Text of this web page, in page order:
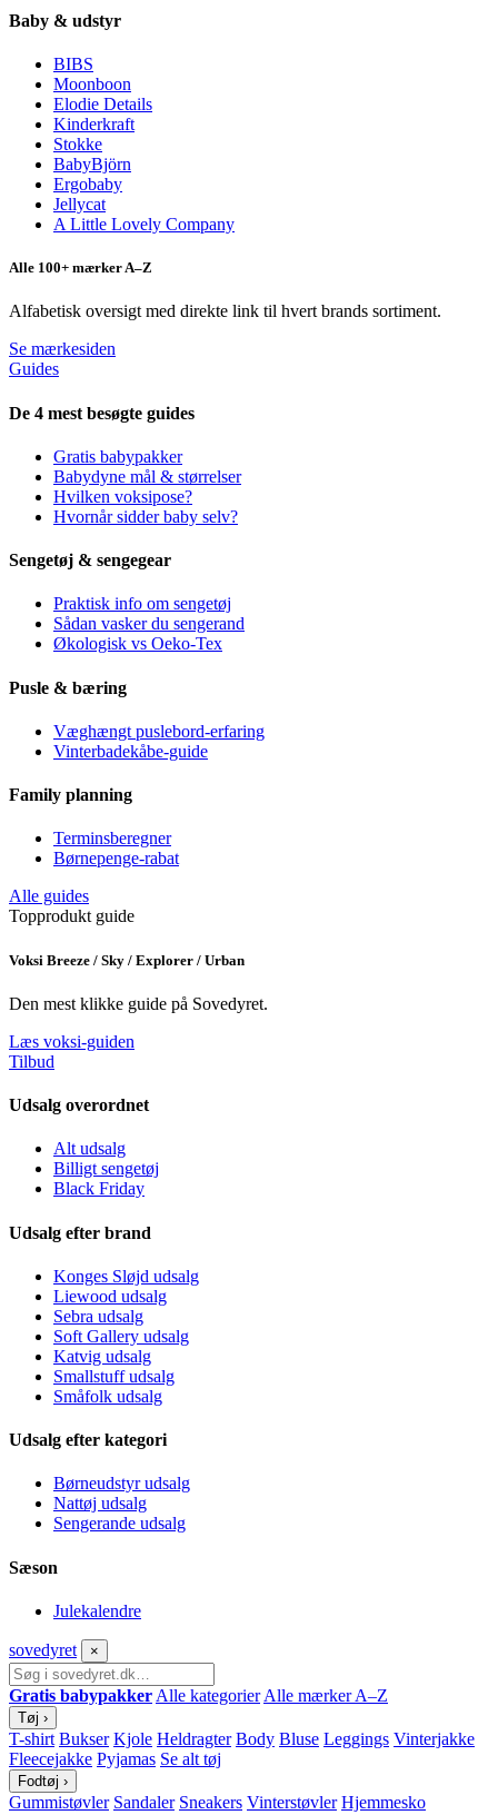
Baby & udstyr
BIBS
Moonboon
Elodie Details
Kinderkraft
Stokke
BabyBjörn
Ergobaby
Jellycat
A Little Lovely Company
Alle 100+ mærker A–Z
Alfabetisk oversigt med direkte link til hvert brands sortiment.
Se mærkesiden
Guides
De 4 mest besøgte guides
Gratis babypakker
Babydyne mål & størrelser
Hvilken voksipose?
Hvornår sidder baby selv?
Sengetøj & sengegear
Praktisk info om sengetøj
Sådan vasker du sengerand
Økologisk vs Oeko-Tex
Pusle & bæring
Væghængt puslebord-erfaring
Vinterbadekåbe-guide
Family planning
Terminsberegner
Børnepenge-rabat
Alle guides
Topprodukt guide
Voksi Breeze / Sky / Explorer / Urban
Den mest klikke guide på Sovedyret.
Læs voksi-guiden
Tilbud
Udsalg overordnet
Alt udsalg
Billigt sengetøj
Black Friday
Udsalg efter brand
Konges Sløjd udsalg
Liewood udsalg
Sebra udsalg
Soft Gallery udsalg
Katvig udsalg
Smallstuff udsalg
Småfolk udsalg
Udsalg efter kategori
Børneudstyr udsalg
Nattøj udsalg
Sengerande udsalg
Sæson
Julekalendre
sovedyret ×
Gratis babypakker Alle kategorier Alle mærker A–Z
Tøj ›
T-shirt Bukser Kjole Heldragter Body Bluse Leggings Vinterjakke
Fleecejakke Pyjamas Se alt tøj
Fodtøj ›
Gummistøvler Sandaler Sneakers Vinterstøvler Hjemmesko